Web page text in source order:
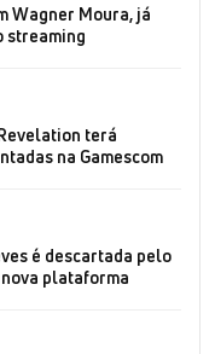
Wagner Moura, já
streaming
terá
na Gamescom
é descartada pelo
plataforma